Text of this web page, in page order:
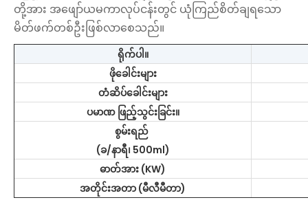
တို့အား အဖျော်ယမကာလုပ်ငန်းတွင် ယုံကြည်စိတ်ချရသော
မိတ်ဖက်တစ်ဦးဖြစ်လာစေသည်။
ရိုက်ပါ။
ဖိုခေါင်းများ
တံဆိပ်ခေါင်းများ
ပမာဏ ဖြည့်သွင်းခြင်း။
စွမ်းရည်
(ခ/နာရီ၊ 500ml)
ဓာတ်အား (KW)
အတိုင်းအတာ (မီလီမီတာ)